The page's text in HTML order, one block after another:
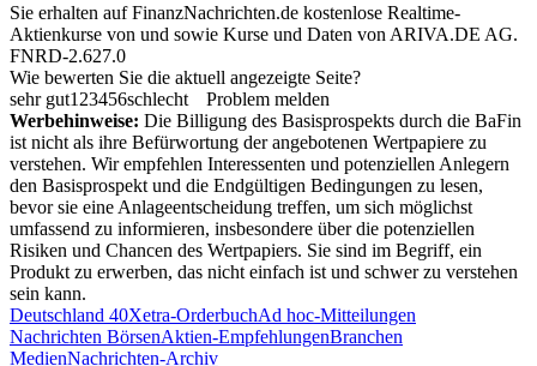
Sie erhalten auf FinanzNachrichten.de kostenlose Realtime-
Aktienkurse von und sowie Kurse und Daten von ARIVA.DE AG.
FNRD-2.627.0
Wie bewerten Sie die aktuell angezeigte Seite?
sehr gut1 23456schlecht
Problem melden
Werbehinweise: Die Billigung des Basisprospekts durch die BaFin
ist nicht als ihre Befürwortung der angebotenen Wertpapiere zu
verstehen. Wir empfehlen Interessenten und potenziellen Anlegern
den Basisprospekt und die Endgültigen Bedingungen zu lesen,
bevor sie eine Anlageentscheidung treffen, um sich möglichst
umfassend zu informieren, insbesondere über die potenziellen
Risiken und Chancen des Wertpapiers. Sie sind im Begriff, ein
Produkt zu erwerben, das nicht einfach ist und schwer zu verstehen
sein kann.
Deutschland 40Xetra-OrderbuchAd hoc-Mitteilungen
Nachrichten BörsenAktien-EmpfehlungenBranchen
MedienNachrichten-Archiv